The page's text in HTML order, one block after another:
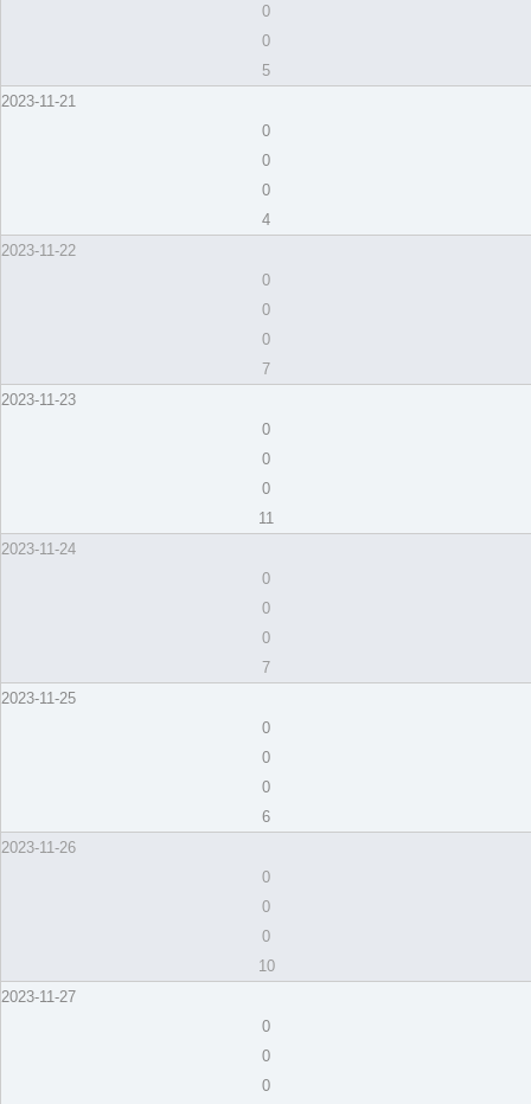
0
0
5
2023-11-21
0
0
0
4
2023-11-22
0
0
0
7
2023-11-23
0
0
0
11
2023-11-24
0
0
0
7
2023-11-25
0
0
0
6
2023-11-26
0
0
0
10
2023-11-27
0
0
0